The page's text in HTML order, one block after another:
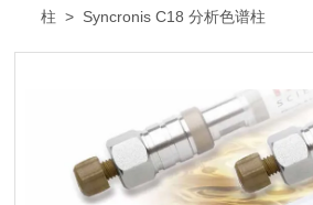
柱 > Syncronis C18 分析色谱柱